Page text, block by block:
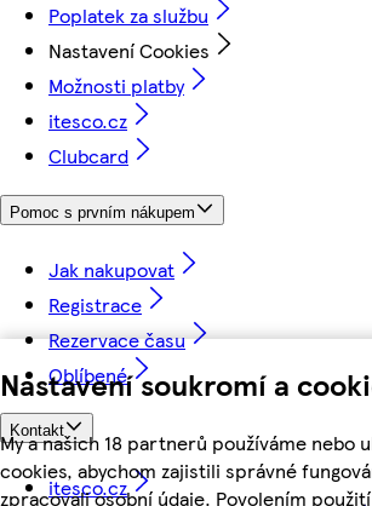
Nastavení soukromí a
My a našich 18 partnerů používáme nebo
cookies, abychom zajistili správné
zpracovali osobní údaje. Povolením
Poplatek za službu
Nastavení Cookies
Možnosti platby
itesco.cz
Clubcard
Pomoc s prvním nákupem
Jak nakupovat
Registrace
Rezervace času
Oblíbené
Kontakt
itesco.cz